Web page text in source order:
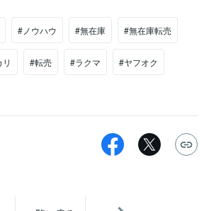
#ノウハウ #無在庫 #無在庫転売
#転売 #ラクマ #ヤフオク